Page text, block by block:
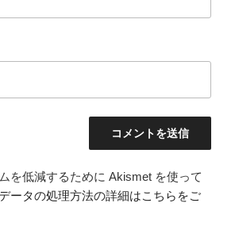
を低減するために Akismet を使って
ータの処理方法の詳細はこちらをご